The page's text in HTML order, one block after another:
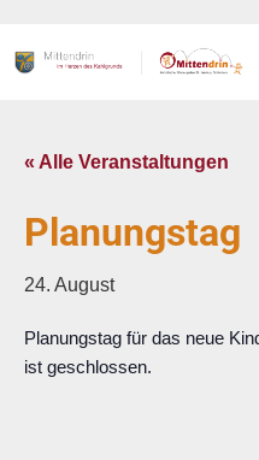
« Alle Veranstaltungen
Planungstag
24. August
Planungstag für das neue
ist geschlossen.